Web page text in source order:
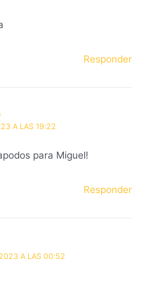
Responder
A LAS 19:22
para Miguel!
Responder
A LAS 00:52